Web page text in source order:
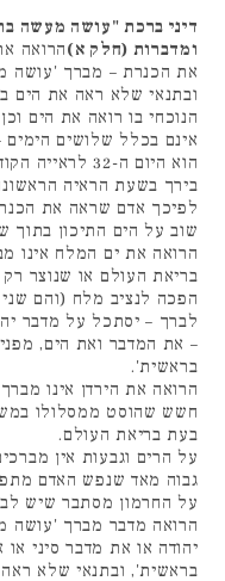
דיני ברכת "עושה מעשה
ומדברות (חלק א)הרואה
את הכנרת – מברך 'עושה
ובתנאי שלא ראה את הים
הנוכחי בו רואה את הים
אינם בכלל שלושים
הוא היום ה-32
בירך בשעת הראיה
לפיכך אדם שראה את
שוב על הים התיכון בתוך
הרואה את ים המלח אינו
בריאת העולם או שנוצר
הפכה לנציב מלח (והם
לברך – יסתכל על מדבר
– את המדבר ואת הים,
בראשית'.
הרואה את הירדן אינו
חשש שהוסט ממסלולו
בעת בריאת העולם.
על הרים וגבעות אין
גבוה מאד שנפש האדם
על החרמון מסתבר שיש
הרואה מדבר מברך 'עושה
יהודה או את מדבר סיני
בראשית', ובתנאי שלא